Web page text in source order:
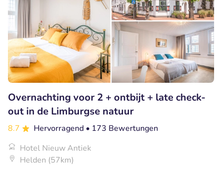
Overnachting voor 2 + ontbijt + late check-
out in de Limburgse natuur
8.7 Hervorragend • 173 Bewertungen
Hotel Nieuw Antiek
Helden (57km)